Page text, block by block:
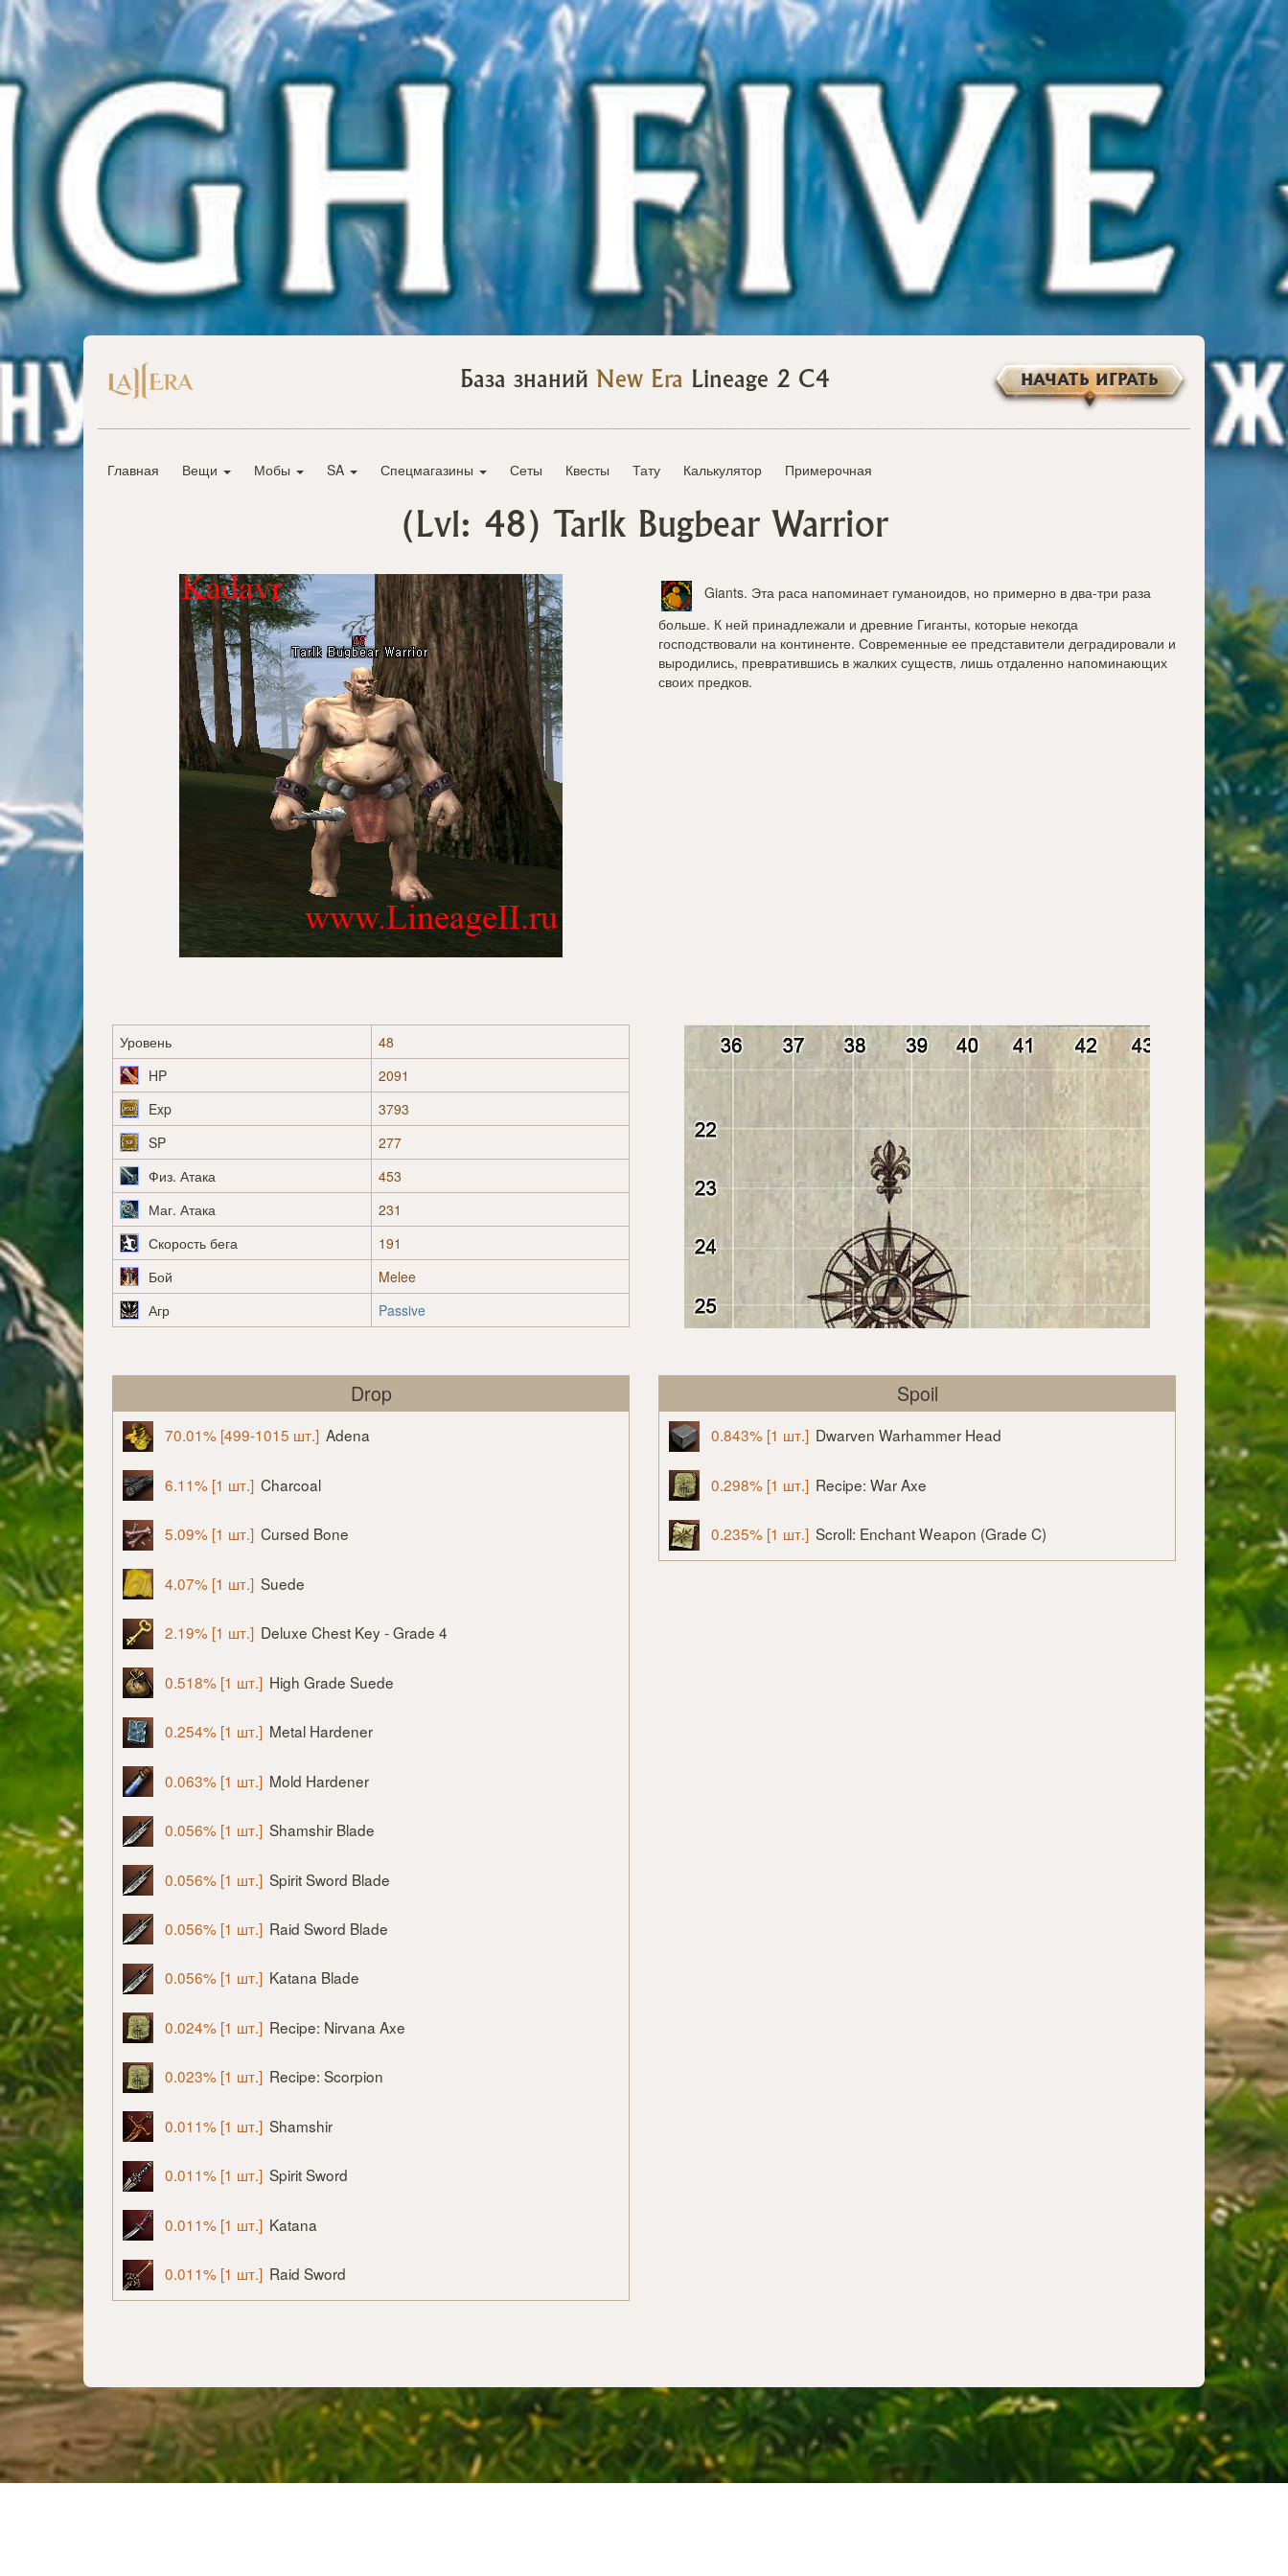
База знаний New Era Lineage 2 C4 НАЧАТЬ ИГРАТЬ
Главная Вещи Мобы SA Спецмагазины Сеты Квесты Тату Калькулятор Примерочная
(Lvl: 48) Tarlk Bugbear Warrior
Giants. Эта раса напоминает гуманоидов, но примерно в два-три раза
больше. К ней принадлежали и древние Гиганты, которые некогда
господствовали на континенте. Современные ее представители деградировали и
выродились, превратившись в жалких существ, лишь отдаленно напоминающих
своих предков.
Уровень
48
HP
2091
Exp
3793
SP
277
Физ. Атака
453
Маг. Атака
231
Скорость бега
191
Бой
Melee
Агр
Passive
Drop
70.01% [499-1015 шт.] Adena
6.11% [1 шт.] Charcoal
5.09% [1 шт.] Cursed Bone
4.07% [1 шт.] Suede
2.19% [1 шт.] Deluxe Chest Key - Grade 4
0.518% [1 шт.] High Grade Suede
0.254% [1 шт.] Metal Hardener
0.063% [1 шт.] Mold Hardener
0.056% [1 шт.] Shamshir Blade
0.056% [1 шт.] Spirit Sword Blade
0.056% [1 шт.] Raid Sword Blade
0.056% [1 шт.] Katana Blade
0.024% [1 шт.] Recipe: Nirvana Axe
0.023% [1 шт.] Recipe: Scorpion
0.011% [1 шт.] Shamshir
0.011% [1 шт.] Spirit Sword
0.011% [1 шт.] Katana
0.011% [1 шт.] Raid Sword
Spoil
0.843% [1 шт.] Dwarven Warhammer Head
0.298% [1 шт.] Recipe: War Axe
0.235% [1 шт.] Scroll: Enchant Weapon (Grade C)